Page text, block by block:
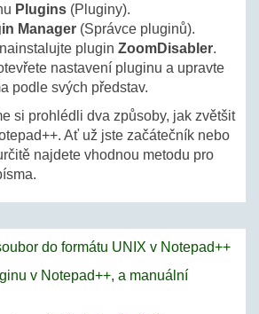
Plugins (Pluginy).
Manager (Správce pluginů).
plugin ZoomDisabler.
nastavení pluginu a upravte
podle svých představ.
si prohlédli dva způsoby, jak zvětšit
Ať už jste začátečník nebo
najdete vhodnou metodu pro
do formátu UNIX v Notepad++
v Notepad++, a manuální